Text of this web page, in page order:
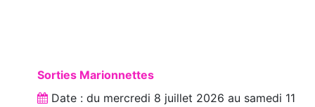
Sorties Marionnettes
Date : du mercredi 8 juillet 2026 au samedi 11